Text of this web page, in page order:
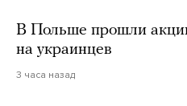
В Польше прошли
на украинцев
3 часа назад